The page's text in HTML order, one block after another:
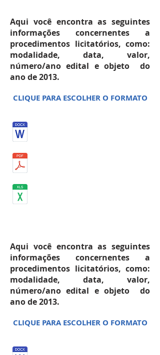
Aqui você encontra as seguintes
informações concernentes a
procedimentos licitatórios, como:
modalidade, data, valor,
número/ano edital e objeto do
ano de 2013.
CLIQUE PARA ESCOLHER O FORMATO
Aqui você encontra as seguintes
informações concernentes a
procedimentos licitatórios, como:
modalidade, data, valor,
número/ano edital e objeto do
ano de 2013.
CLIQUE PARA ESCOLHER O FORMATO